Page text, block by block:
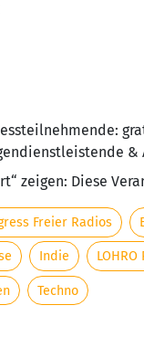
&
zeigen: Diese
Freier Radios
Indie LOHRO
Techno